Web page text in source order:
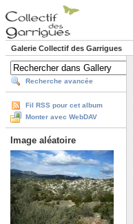
Galerie Collectif des Garrigues
Recherche avancée
Fil RSS pour cet album
Monter avec WebDAV
Image aléatoire